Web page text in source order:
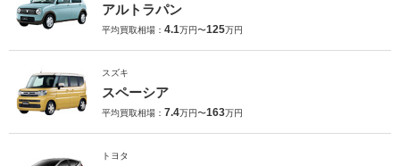
アルトラパン
平均買取相場： 4.1万円〜125万円
スズキ
スペーシア
平均買取相場： 7.4万円〜163万円
トヨタ